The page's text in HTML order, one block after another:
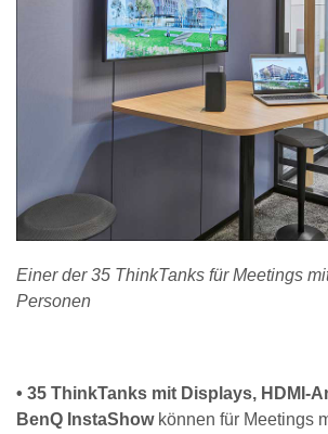
Einer der 35 ThinkTanks für Meetings
Personen
• 35 ThinkTanks mit Displays, HDMI-
BenQ InstaShowkönnen für Meetings